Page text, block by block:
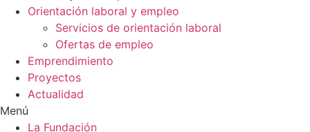
Orientación laboral y empleo
Servicios de orientación laboral
Ofertas de empleo
Emprendimiento
Proyectos
Actualidad
Menú
La Fundación